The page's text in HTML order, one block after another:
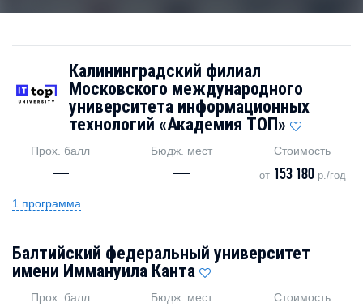
Калининградский филиал
Московского международного
университета информационных
технологий «Академия TOП»
Прох. балл
—
Бюдж. мест
—
Стоимость
от 153 180р./год
1 программа
Балтийский федеральный университет
имени Иммануила Канта
Прох. балл Бюдж. мест Стоимость